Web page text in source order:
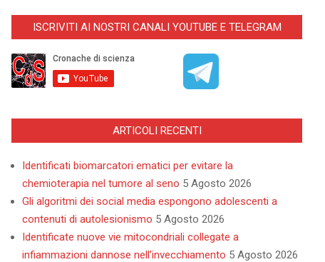
ISCRIVITI AI NOSTRI CANALI YOUTUBE E TELEGRAM
ARTICOLI RECENTI
Identificati biomarcatori ematici per evitare la
chemioterapia nel tumore al seno 5 Agosto 2026
Gli algoritmi dei social media espongono adolescenti a
contenuti di autolesionismo 5 Agosto 2026
Identificate nuove vie mitocondriali collegate a
infiammazioni dannose nell’invecchiamento 5 Agosto 2026